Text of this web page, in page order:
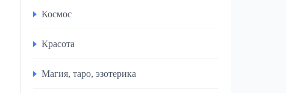
Космос
Красота
Магия, таро, эзотерика